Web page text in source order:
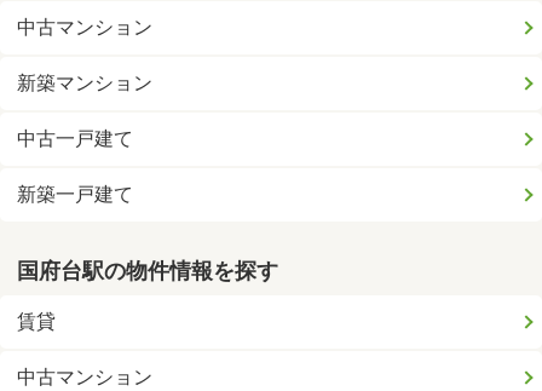
中古マンション
新築マンション
中古一戸建て
新築一戸建て
国府台駅の物件情報を探す
賃貸
中古マンション